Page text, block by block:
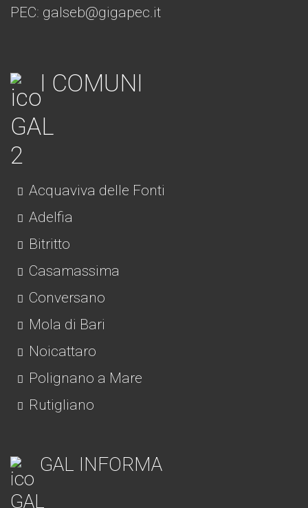
PEC: galseb@gigapec.it
I COMUNI
Acquaviva delle Fonti
Adelfia
Bitritto
Casamassima
Conversano
Mola di Bari
Noicattaro
Polignano a Mare
Rutigliano
GAL INFORMA